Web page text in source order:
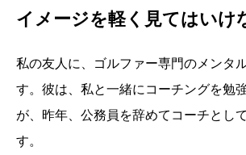
イメージを軽く見てはいけ
私の友人に、ゴルファー専門のメンタ
す。彼は、私と一緒にコーチングを勉
が、昨年、公務員を辞めてコーチとし
す。